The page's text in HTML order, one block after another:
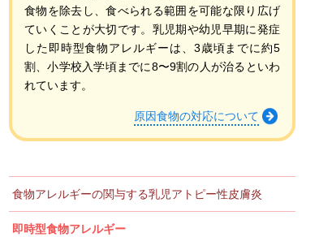
食物を除去し、食べられる範囲を可能な限り広げ
ていくことが大切です。乳児期や幼児早期に発症
した即時型食物アレルギーは、3歳頃までに約5
割、小学校入学頃までに8〜9割の人が治るといわ
れています。
原因食物の対応について
食物アレルギーの関与する乳児アトピー性皮膚炎
即時型食物アレルギー